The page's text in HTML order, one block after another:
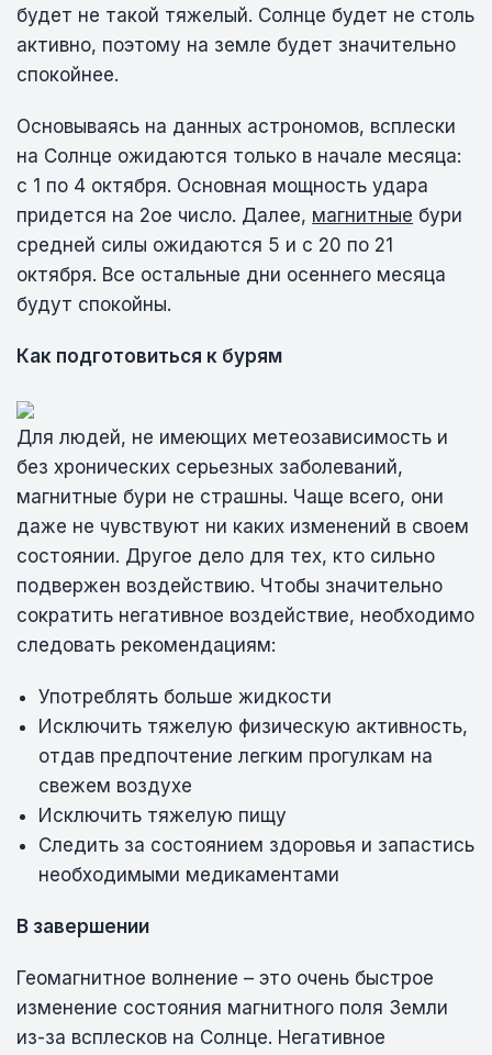
будет не такой тяжелый. Солнце будет не столь
активно, поэтому на земле будет значительно
спокойнее.
Основываясь на данных астрономов, всплески
на Солнце ожидаются только в начале месяца:
с 1 по 4 октября. Основная мощность удара
придется на 2ое число. Далее, магнитные бури
средней силы ожидаются 5 и с 20 по 21
октября. Все остальные дни осеннего месяца
будут спокойны.
Как подготовиться к бурям
Для людей, не имеющих метеозависимость и
без хронических серьезных заболеваний,
магнитные бури не страшны. Чаще всего, они
даже не чувствуют ни каких изменений в своем
состоянии. Другое дело для тех, кто сильно
подвержен воздействию. Чтобы значительно
сократить негативное воздействие, необходимо
следовать рекомендациям:
Употреблять больше жидкости
Исключить тяжелую физическую активность,
отдав предпочтение легким прогулкам на
свежем воздухе
Исключить тяжелую пищу
Следить за состоянием здоровья и запастись
необходимыми медикаментами
В завершении
Геомагнитное волнение – это очень быстрое
изменение состояния магнитного поля Земли
из-за всплесков на Солнце. Негативное